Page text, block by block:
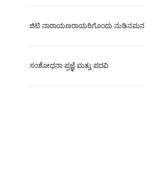
ಜಿಟಿ ನಾರಾಯಣರಾಯರಿಗೊಂದು ನುಡಿನಮನ
ಸಂಶೋಧನಾ ಪ್ರಜ್ಞೆ ಮತ್ತು ಪದವಿ